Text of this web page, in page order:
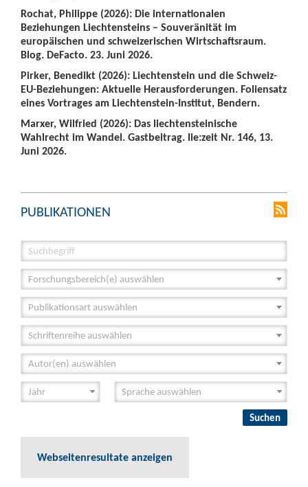
Rochat, Philippe (2026): Die internationalen
Beziehungen Liechtensteins – Souveränität im
europäischen und schweizerischen Wirtschaftsraum.
Blog. DeFacto. 23. Juni 2026.
Pirker, Benedikt (2026): Liechtenstein und die Schweiz-
EU-Beziehungen: Aktuelle Herausforderungen. Foliensatz
eines Vortrages am Liechtenstein-Institut, Bendern.
Marxer, Wilfried (2026): Das liechtensteinische
Wahlrecht im Wandel. Gastbeitrag. lie:zeit Nr. 146, 13.
Juni 2026.
PUBLIKATIONEN
Forschungsbereich(e) auswählen
Publikationsart auswählen
Schriftenreihe auswählen
Autor(en) auswählen
Webseitenresultate anzeigen